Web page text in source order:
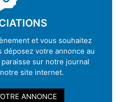
et vous souhaitez
déposez votre annonce au
sur notre journal
site internet.
ANNONCE